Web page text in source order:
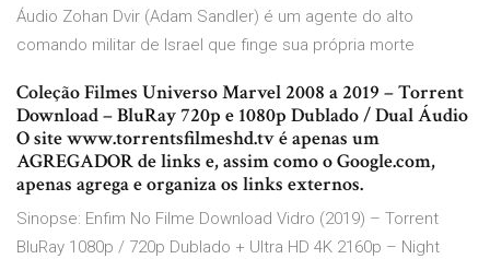
Áudio Zohan Dvir (Adam Sandler) é um agente do alto
comando militar de Israel que finge sua própria morte
Coleção Filmes Universo Marvel 2008 a 2019 – Torrent
Download – BluRay 720p e 1080p Dublado / Dual Áudio
O site www.torrentsfilmeshd.tv é apenas um
AGREGADOR de links e, assim como o Google.com,
apenas agrega e organiza os links externos.
Sinopse: Enfim No Filme Download Vidro (2019) – Torrent
BluRay 1080p / 720p Dublado + Ultra HD 4K 2160p – Night